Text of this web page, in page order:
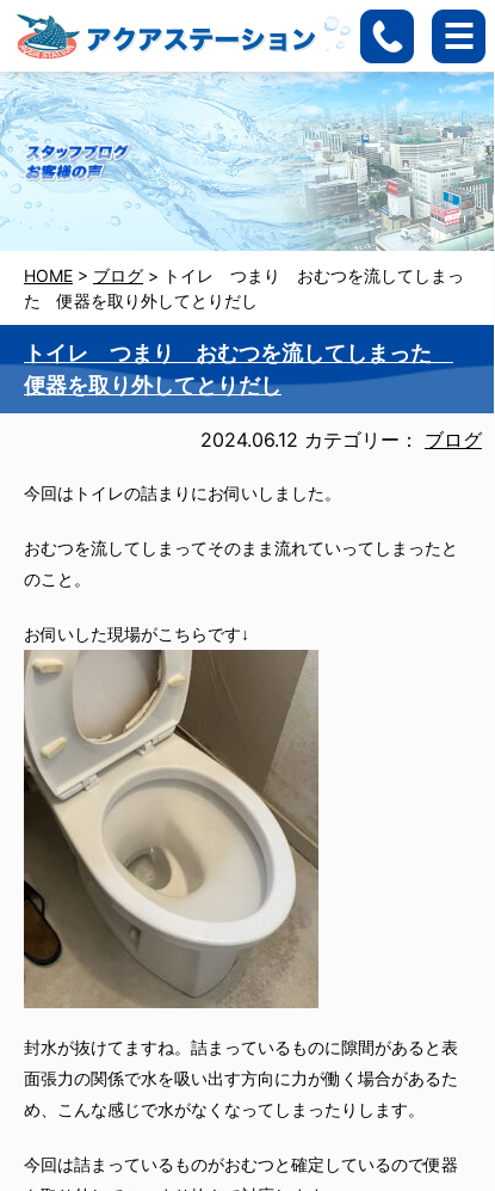
HOME > ブログ > トイレ つまり おむつを流してしまっ
た 便器を取り外してとりだし
トイレ つまり おむつを流してしまった
便器を取り外してとりだし
2024.06.12 カテゴリー： ブログ
今回はトイレの詰まりにお伺いしました。
おむつを流してしまってそのまま流れていってしまったと
のこと。
お伺いした現場がこちらです↓
封水が抜けてますね。詰まっているものに隙間があると表
面張力の関係で水を吸い出す方向に力が働く場合があるた
め、こんな感じで水がなくなってしまったりします。
今回は詰まっているものがおむつと確定しているので便器